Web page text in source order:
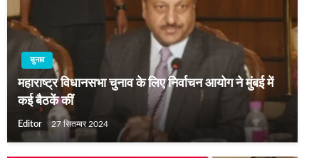
चुनाव
महाराष्ट्र विधानसभा चुनाव के लिए निर्वाचन आयोग ने मुंबई में
कई बैठकें कीं
Editor 27 सितम्बर 2024